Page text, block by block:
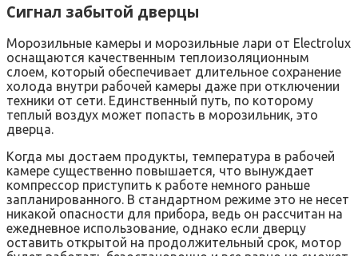
Сигнал забытой дверцы
Морозильные камеры и морозильные лари от Electrolux
оснащаются качественным теплоизоляционным
слоем, который обеспечивает длительное сохранение
холода внутри рабочей камеры даже при отключении
техники от сети. Единственный путь, по которому
теплый воздух может попасть в морозильник, это
дверца.
Когда мы достаем продукты, температура в рабочей
камере существенно повышается, что вынуждает
компрессор приступить к работе немного раньше
запланированного. В стандартном режиме это не несет
никакой опасности для прибора, ведь он рассчитан на
ежедневное использование, однако если дверцу
оставить открытой на продолжительный срок, мотор